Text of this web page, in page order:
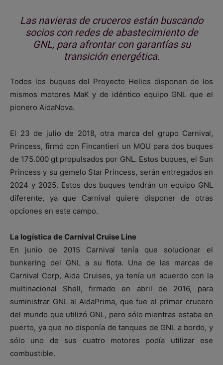
Las navieras de cruceros están buscando
socios con redes de abastecimiento de
GNL, para afrontar con garantías su
transición energética.
Todos los buques del Proyecto Helios disponen de los
mismos motores MaK y de idéntico equipo GNL que el
pionero AidaNova.
El 23 de julio de 2018, otra marca del grupo Carnival,
Princess, firmó con Fincantieri un MOU para dos buques
de 175.000 gt propulsados por GNL. Estos buques, el Sun
Princess y su gemelo Star Princess, serán entregados en
2024 y 2025. Estos dos buques tendrán un equipo GNL
diferente, ya que Carnival quiere disponer de otras
opciones en este campo.
La logística de Carnival Cruise Line
En junio de 2015 Carnival tenía que solucionar el
bunkering del GNL a su flota. Una de las marcas de
Carnival Corp, Aida Cruises, ya tenía un acuerdo con la
multinacional Shell, firmado en abril de 2016, para
suministrar GNL al AidaPrima, que fue el primer crucero
del mundo que utilizó GNL, pero sólo mientras estaba en
puerto, ya que no disponía de tanques de GNL a bordo, y
sólo uno de sus cuatro motores podía utilizar ese
combustible.